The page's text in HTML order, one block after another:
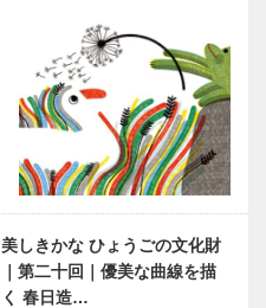
美しきかな ひょうごの文化財
｜第二十回｜優美な曲線を描
く 春日造…